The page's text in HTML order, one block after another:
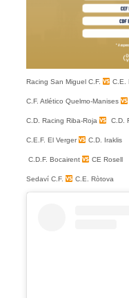
Racing San Miguel C.F. C.E.
C.F. Atlético Quelmo-Manises
C.D. Racing Riba-Roja C.D.
C.E.F. El Verger C.D. Iraklis
C.D.F. Bocairent CE Rosell
Sedaví C.F. C.E. Ròtova